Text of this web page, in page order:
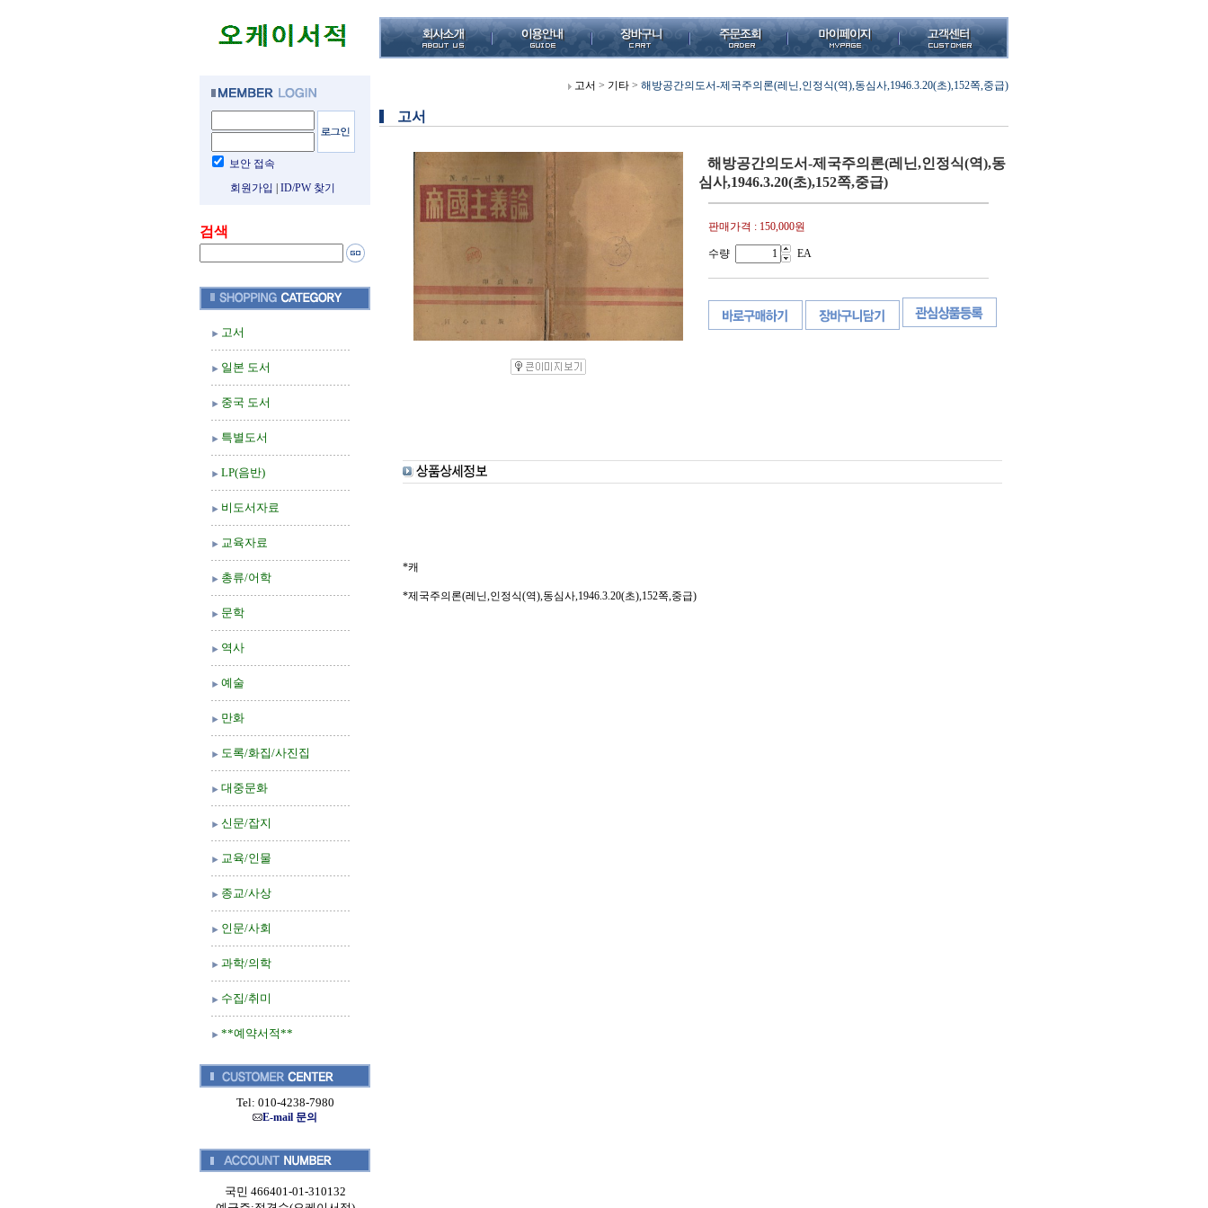
보안 접속
회원가입
ID/PW 찾기
검색
고서
일본 도서
중국 도서
특별도서
LP(음반)
비도서자료
교육자료
총류/어학
문학
역사
예술
만화
도록/화집/사진집
대중문화
신문/잡지
교육/인물
종교/사상
인문/사회
과학/의학
수집/취미
**예약서적**
Tel: 010-4238-7980
E-mail 문의
국민 466401-01-310132
고서 > 기타 > 해방공간의도서-제국주의론(레닌,인정식(역),동심사,1946.3.20(초),152쪽,중급)
고서
해방공간의도서-제국주의론(레닌,인정식(역),동
심사,1946.3.20(초),152쪽,중급)
판매가격 : 150,000원
수량 EA
*캐
*제국주의론(레닌,인정식(역),동심사,1946.3.20(초),152쪽,중급)